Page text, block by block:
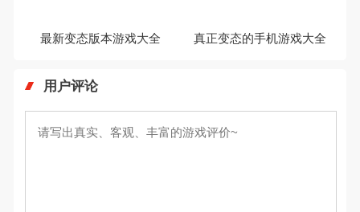
最新变态版本游戏大全 真正变态的手机游戏大全
用户评论